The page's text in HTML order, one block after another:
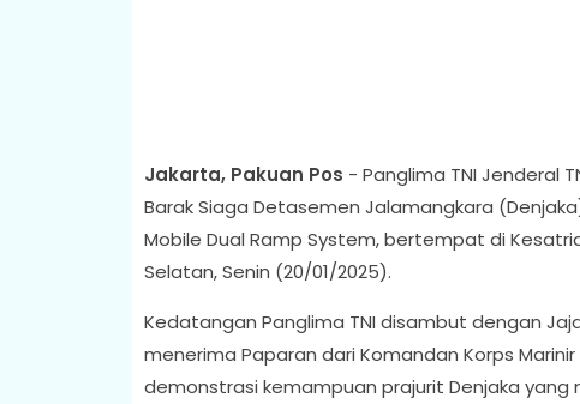
Jakarta, Pakuan Pos - Panglima TNI Jenderal
Barak Siaga Detasemen Jalamangkara
Mobile Dual Ramp System, bertempat di
Selatan, Senin (20/01/2025).
Kedatangan Panglima TNI disambut dengan
menerima Paparan dari Komandan Korps
demonstrasi kemampuan prajurit Denjaka